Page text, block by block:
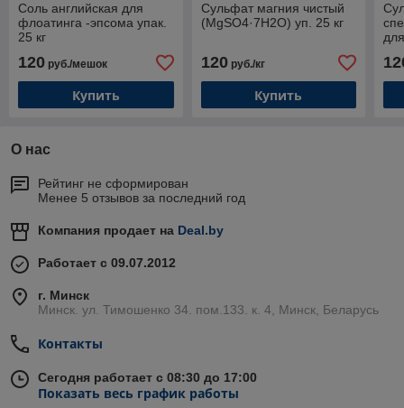
Соль английская для
флоатинга -эпсома упак.
25 кг
120 руб./мешок
Купить
Сульфат магния чистый
(MgSO4·7H2O) уп. 25 кг
120руб./кг
Купить
О нас
Рейтинг не сформирован
Менее 5 отзывов за последний год
Компания продает на Deal.by
Работает с 09.07.2012
г. Минск
Минск. ул. Тимошенко 34. пом.133. к. 4, Минск, Беларусь
Контакты
Сегодня работает с 08:30 до 17:00
Показать весь график работы